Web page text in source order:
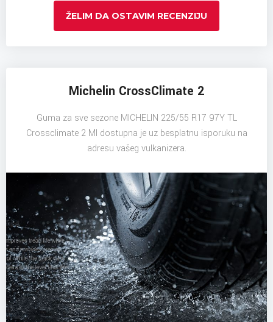
ŽELIM DA OSTAVIM RECENZIJU
Michelin CrossClimate 2
Guma za sve sezone MICHELIN 225/55 R17 97Y TL
Crossclimate 2 MI dostupna je uz besplatnu isporuku na
adresu vašeg vulkanizera.